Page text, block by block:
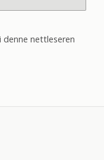
nettleseren